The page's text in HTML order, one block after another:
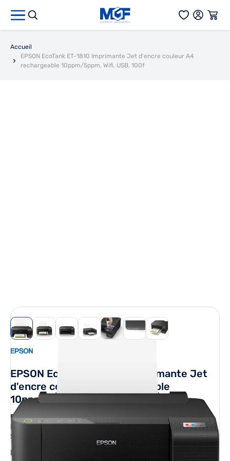
Accueil
EPSON EcoTank ET-1810 Imprimante Jet d'encre couleur A4
rechargeable 10ppm/5ppm, Wifi, USB, 100f
View larger image
View larger image
View larger image
View larger image
View larger image
View larger image
View larger image
EPSON EcoTank ET-1810 Imprimante Jet
d'encre couleur A4 rechargeable
10ppm/5ppm, Wifi, USB, 100f
Réf. Fabricant (P/N) :C11CJ71401
EAN :8715946684123
SKU (code article) :
Epson EcoTank ET-1810. Couleur, Nombre de